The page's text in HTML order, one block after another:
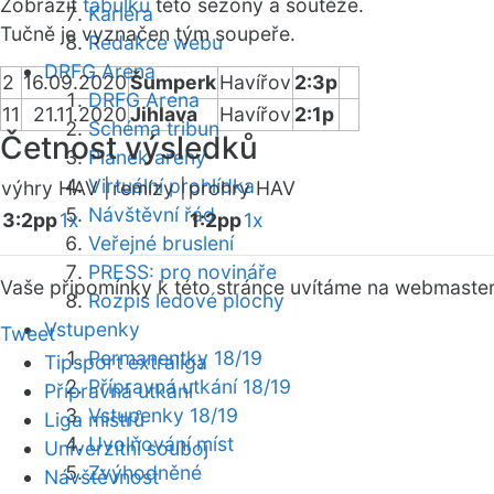
Kariéra
Redakce webu
DRFG Arena
DRFG Arena
Schéma tribun
Plánek areny
Virtuální prohlídka
Návštěvní řád
Veřejné bruslení
PRESS: pro novináře
Rozpis ledové plochy
Vstupenky
Permanentky 18/19
Přípravná utkání 18/19
Vstupenky 18/19
Uvolňování míst
Zvýhodněné
Zobrazit tabulku této sezóny a soutěže.
Tučně je vyznačen tým soupeře.
2 16.09.2020ŠumperkHavířov 2:3p
11
21.11.2020Jihlava Havířov 2:1p
Četnost výsledků
výhry HAV |remízy |prohry HAV
3:2pp1x 1:2pp1x
Vaše připomínky k této stránce uvítáme na webmaster
Tweet
Tipsport extraliga
Přípravná utkání
Liga mistrů
Univerzitní souboj
Návštěvnost